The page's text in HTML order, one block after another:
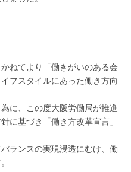
ねてより「働きがいのある会
フスタイルにあった働き方向
に、この度大阪労働局が推進
に基づき「働き方改革宣言」
ランスの実現浸透にむけ、働